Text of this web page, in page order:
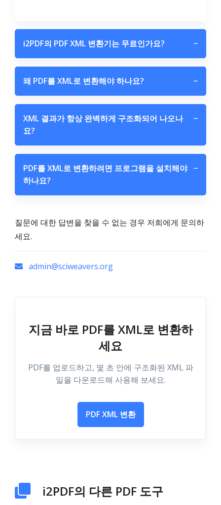
i2PDF의 PDF XML 변환기는 무료인가요? −
왜 PDF를 XML로 변환해야 하나요? −
XML 결과가 항상 완벽하게 구조화되어 나오나
요?
−
PDF를 XML로 변환하려면 프로그램을 설치해야
하나요?
−
질문에 대한 답변을 찾을 수 없는 경우 저희에게 문의하
세요.
admin@sciweavers.org
지금 바로 PDF를 XML로 변환하
세요
PDF를 업로드하고, 몇 초 안에 구조화된 XML 파
일을 다운로드해 사용해 보세요.
PDF XML 변환
i2PDF의 다른 PDF 도구